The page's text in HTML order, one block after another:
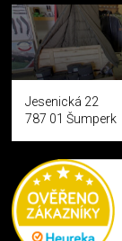
Jesenická 22
787 01 Šumperk